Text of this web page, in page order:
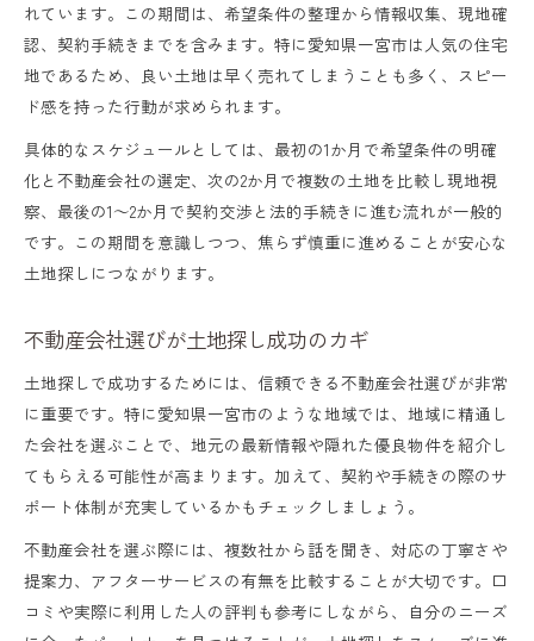
れています。この期間は、希望条件の整理から情報収集、現地確
認、契約手続きまでを含みます。特に愛知県一宮市は人気の住宅
地であるため、良い土地は早く売れてしまうことも多く、スピー
ド感を持った行動が求められます。
具体的なスケジュールとしては、最初の1か月で希望条件の明確
化と不動産会社の選定、次の2か月で複数の土地を比較し現地視
察、最後の1～2か月で契約交渉と法的手続きに進む流れが一般的
です。この期間を意識しつつ、焦らず慎重に進めることが安心な
土地探しにつながります。
不動産会社選びが土地探し成功のカギ
土地探しで成功するためには、信頼できる不動産会社選びが非常
に重要です。特に愛知県一宮市のような地域では、地域に精通し
た会社を選ぶことで、地元の最新情報や隠れた優良物件を紹介し
てもらえる可能性が高まります。加えて、契約や手続きの際のサ
ポート体制が充実しているかもチェックしましょう。
不動産会社を選ぶ際には、複数社から話を聞き、対応の丁寧さや
提案力、アフターサービスの有無を比較することが大切です。口
コミや実際に利用した人の評判も参考にしながら、自分のニーズ